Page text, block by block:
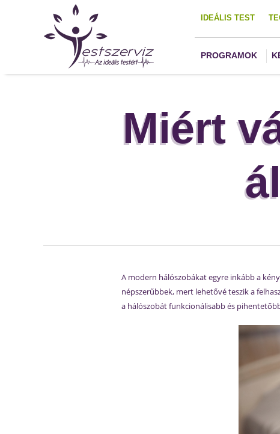
IDEÁLIS TEST
PROGRAMOK
Miért
A modern hálószobákat egyre inkább a
népszerűbbek, mert lehetővé teszik a
a hálószobát funkcionálisabb és